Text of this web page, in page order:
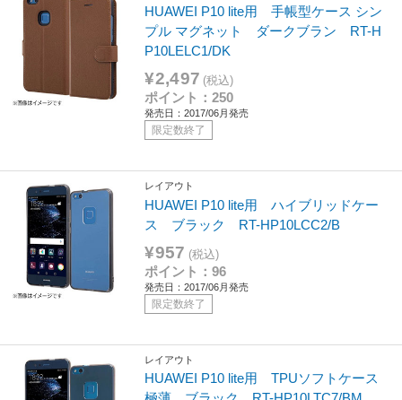
HUAWEI P10 lite用 手帳型ケース シン
プル マグネット ダークブラン RT-H
P10LELC1/DK
¥2,497 (税込)
ポイント：250
発売日：2017/06月発売
限定数終了
レイアウト
HUAWEI P10 lite用 ハイブリッドケー
ス ブラック RT-HP10LCC2/B
¥957 (税込)
ポイント：96
発売日：2017/06月発売
限定数終了
レイアウト
HUAWEI P10 lite用 TPUソフトケース